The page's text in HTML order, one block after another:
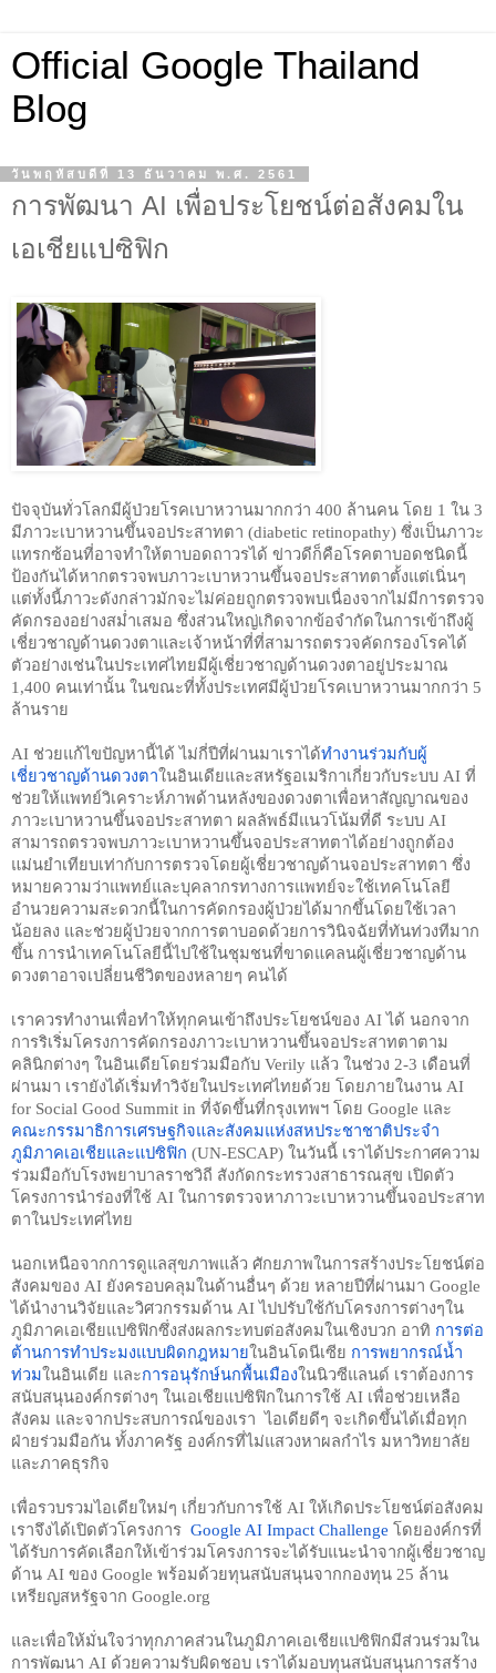
Official Google Thailand
Blog
วันพฤหัสบดีที่ 13 ธันวาคม พ.ศ. 2561
การพัฒนา AI เพื่อประโยชน์ต่อสังคมใน
เอเชียแปซิฟิก
ปัจจุบันทั่วโลกมีผู้ป่วยโรคเบาหวานมากกว่า 400 ล้านคน โดย 1 ใน 3
มีภาวะเบาหวานขึ้นจอประสาทตา (diabetic retinopathy) ซึ่งเป็นภาวะ
แทรกซ้อนที่อาจทำให้ตาบอดถาวรได้ ข่าวดีก็คือโรคตาบอดชนิดนี้
ป้องกันได้หากตรวจพบภาวะเบาหวานขึ้นจอประสาทตาตั้งแต่เนิ่นๆ
แต่ทั้งนี้ภาวะดังกล่าวมักจะไม่ค่อยถูกตรวจพบเนื่องจากไม่มีการตรวจ
คัดกรองอย่างสม่ำเสมอ ซึ่งส่วนใหญ่เกิดจากข้อจำกัดในการเข้าถึงผู้
เชี่ยวชาญด้านดวงตาและเจ้าหน้าที่ที่สามารถตรวจคัดกรองโรคได้
ตัวอย่างเช่นในประเทศไทยมีผู้เชี่ยวชาญด้านดวงตาอยู่ประมาณ
1,400 คนเท่านั้น ในขณะที่ทั้งประเทศมีผู้ป่วยโรคเบาหวานมากกว่า 5
ล้านราย
AI ช่วยแก้ไขปัญหานี้ได้ ไม่กี่ปีที่ผ่านมาเราได้ทำงานร่วมกับผู้
เชี่ยวชาญด้านดวงตาในอินเดียและสหรัฐอเมริกาเกี่ยวกับระบบ AI ที่
ช่วยให้แพทย์วิเคราะห์ภาพด้านหลังของดวงตาเพื่อหาสัญญาณของ
ภาวะเบาหวานขึ้นจอประสาทตา ผลลัพธ์มีแนวโน้มที่ดี ระบบ AI
สามารถตรวจพบภาวะเบาหวานขึ้นจอประสาทตาได้อย่างถูกต้อง
แม่นยำเทียบเท่ากับการตรวจโดยผู้เชี่ยวชาญด้านจอประสาทตา ซึ่ง
หมายความว่าแพทย์และบุคลากรทางการแพทย์จะใช้เทคโนโลยี
อำนวยความสะดวกนี้ในการคัดกรองผู้ป่วยได้มากขึ้นโดยใช้เวลา
น้อยลง และช่วยผู้ป่วยจากการตาบอดด้วยการวินิจฉัยที่ทันท่วงทีมาก
ขึ้น การนำเทคโนโลยีนี้ไปใช้ในชุมชนที่ขาดแคลนผู้เชี่ยวชาญด้าน
ดวงตาอาจเปลี่ยนชีวิตของหลายๆ คนได้
เราควรทำงานเพื่อทำให้ทุกคนเข้าถึงประโยชน์ของ AI ได้ นอกจาก
การริเริ่มโครงการคัดกรองภาวะเบาหวานขึ้นจอประสาทตาตาม
คลินิกต่างๆ ในอินเดียโดยร่วมมือกับ Verily แล้ว ในช่วง 2-3 เดือนที่
ผ่านมา เรายังได้เริ่มทำวิจัยในประเทศไทยด้วย โดยภายในงาน AI
for Social Good Summit in ที่จัดขึ้นที่กรุงเทพฯ โดย Google และ
คณะกรรมาธิการเศรษฐกิจและสังคมแห่งสหประชาชาติประจำ
ภูมิภาคเอเชียและแปซิฟิก (UN-ESCAP) ในวันนี้ เราได้ประกาศความ
ร่วมมือกับโรงพยาบาลราชวิถี สังกัดกระทรวงสาธารณสุข เปิดตัว
โครงการนำร่องที่ใช้ AI ในการตรวจหาภาวะเบาหวานขึ้นจอประสาท
ตาในประเทศไทย
นอกเหนือจากการดูแลสุขภาพแล้ว ศักยภาพในการสร้างประโยชน์ต่อ
สังคมของ AI ยังครอบคลุมในด้านอื่นๆ ด้วย หลายปีที่ผ่านมา Google
ได้นำงานวิจัยและวิศวกรรมด้าน AI ไปปรับใช้กับโครงการต่างๆใน
ภูมิภาคเอเชียแปซิฟิกซึ่งส่งผลกระทบต่อสังคมในเชิงบวก อาทิ การต่อ
ต้านการทำประมงแบบผิดกฎหมายในอินโดนีเซีย การพยากรณ์น้ำ
ท่วมในอินเดีย และการอนุรักษ์นกพื้นเมืองในนิวซีแลนด์ เราต้องการ
สนับสนุนองค์กรต่างๆ ในเอเชียแปซิฟิกในการใช้ AI เพื่อช่วยเหลือ
สังคม และจากประสบการณ์ของเรา  ไอเดียดีๆ จะเกิดขึ้นได้เมื่อทุก
ฝ่ายร่วมมือกัน ทั้งภาครัฐ องค์กรที่ไม่แสวงหาผลกำไร มหาวิทยาลัย
และภาคธุรกิจ
เพื่อรวบรวมไอเดียใหม่ๆ เกี่ยวกับการใช้ AI ให้เกิดประโยชน์ต่อสังคม
เราจึงได้เปิดตัวโครงการ Google AI Impact Challenge โดยองค์กรที่
ได้รับการคัดเลือกให้เข้าร่วมโครงการจะได้รับแนะนำจากผู้เชี่ยวชาญ
ด้าน AI ของ Google พร้อมด้วยทุนสนับสนุนจากกองทุน 25 ล้าน
เหรียญสหรัฐจาก Google.org
และเพื่อให้มั่นใจว่าทุกภาคส่วนในภูมิภาคเอเชียแปซิฟิกมีส่วนร่วมใน
การพัฒนา AI ด้วยความรับผิดชอบ เราได้มอบทุนสนับสนุนการสร้าง